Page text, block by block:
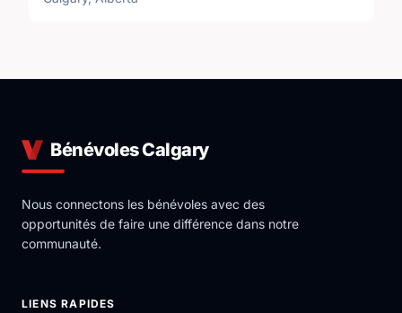
Bénévoles Calgary
Nous connectons les bénévoles avec des
opportunités de faire une différence dans notre
communauté.
LIENS RAPIDES